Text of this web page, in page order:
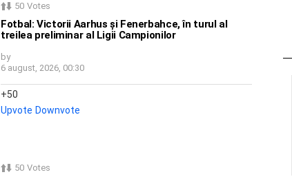
50 Votes
Fotbal: Victorii Aarhus și Fenerbahce, în turul al
treilea preliminar al Ligii Campionilor
by
6 august, 2026, 00:30
50
Upvote Downvote
50 Votes